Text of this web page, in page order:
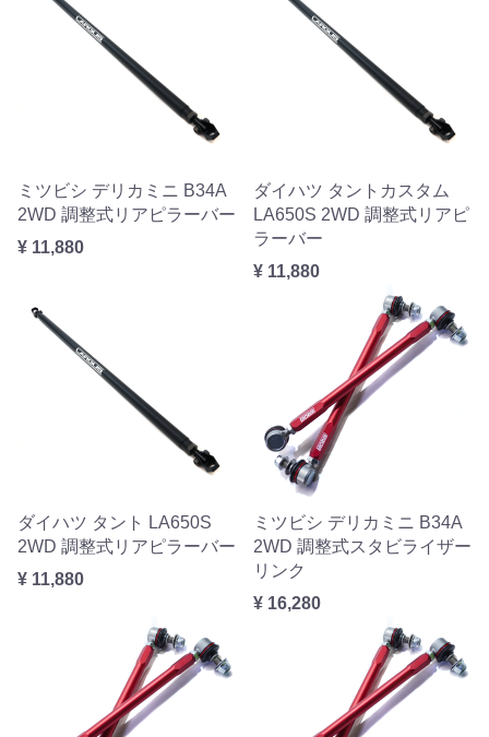
ミツビシ デリカミニ B34A
2WD 調整式リアピラーバー
¥ 11,880
ダイハツ タントカスタム
LA650S 2WD 調整式リアピ
ラーバー
¥ 11,880
ダイハツ タント LA650S
2WD 調整式リアピラーバー
¥ 11,880
ミツビシ デリカミニ B34A
2WD 調整式スタビライザー
リンク
¥ 16,280